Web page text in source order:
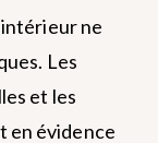
ne
Les
et les
en évidence